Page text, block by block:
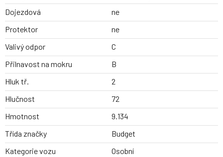
Dojezdová
ne
Protektor
ne
Valivý odpor
C
Přilnavost na mokru
B
Hluk tř.
2
Hlučnost
72
Hmotnost
9.134
Třída značky
Budget
Kategorie vozu
Osobní